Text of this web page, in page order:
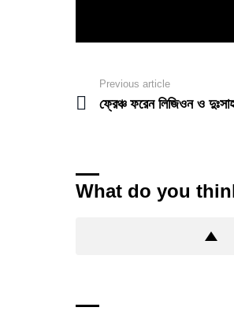
more
Previous article
ফ্রেঞ্চ ফরেন লিজিওন ও
What do you